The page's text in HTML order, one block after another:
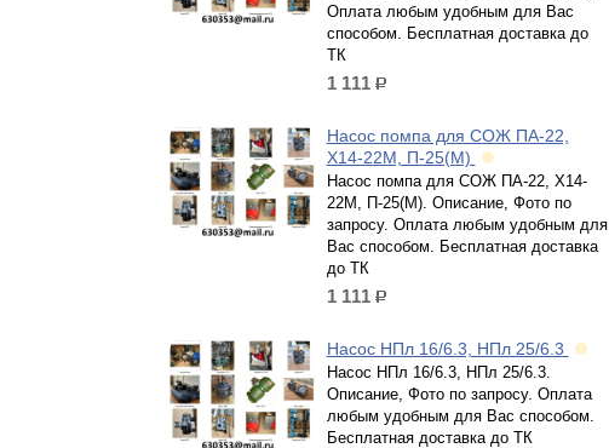
Оплата любым удобным для Вас
способом. Бесплатная доставка до
ТК
1 111 р.
Насос помпа для СОЖ ПА-22,
Х14-22М, П-25(М)
Насос помпа для СОЖ ПА-22, Х14-
22М, П-25(М). Описание, Фото по
запросу. Оплата любым удобным для
Вас способом. Бесплатная доставка
до ТК
1 111 р.
Насос НПл 16/6.3, НПл 25/6.3
Насос НПл 16/6.3, НПл 25/6.3.
Описание, Фото по запросу. Оплата
любым удобным для Вас способом.
Бесплатная доставка до ТК